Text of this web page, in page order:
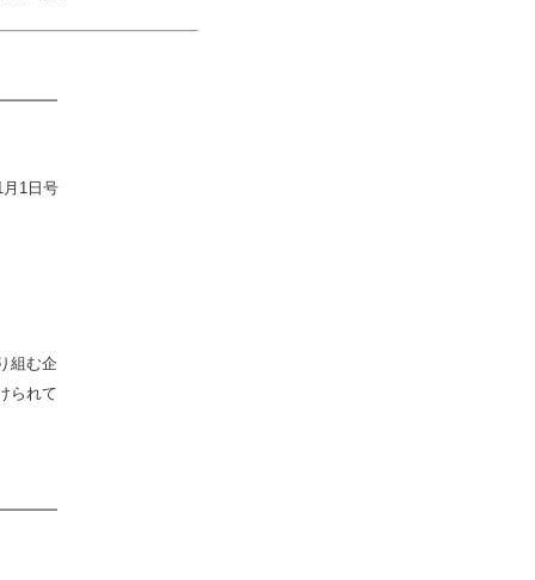
月 1 日号
組む企
られて